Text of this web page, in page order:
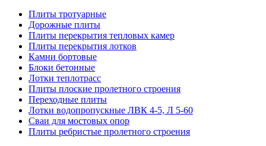
Плиты тротуарные
Дорожные плиты
Плиты перекрытия тепловых камер
Плиты перекрытия лотков
Камни бортовые
Блоки бетонные
Лотки теплотрасс
Плиты плоские пролетного строения
Переходные плиты
Лотки водопропускные ЛВК 4-5, Л 5-60
Сваи для мостовых опор
Плиты ребристые пролетного строения